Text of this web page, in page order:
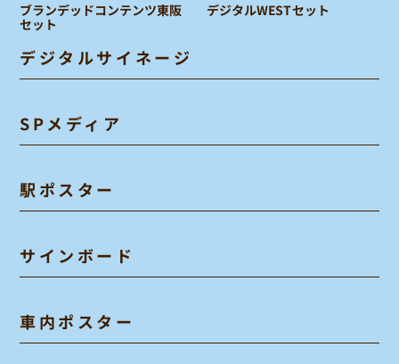
ブランデッドコンテンツ東阪
セット
デジタルWESTセット
デジタルサイネージ
SPメディア
駅ポスター
サインボード
車内ポスター